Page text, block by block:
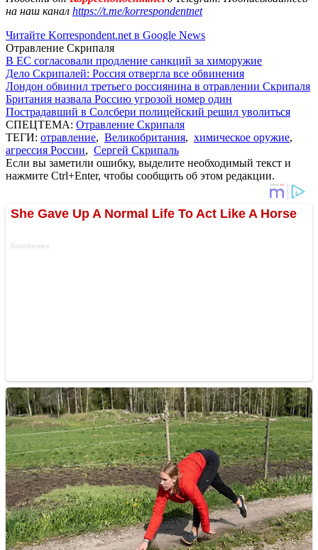
на наш канал https://t.me/korrespondentnet
Читайте Korrespondent.net в Google News
Отравление Скрипаля
В ЕС согласовали продление санкций за химоружие
Дело Скрипалей: Россия отвергла все обвинения
Лондон обвинил третьего россиянина в отравлении Скрипаля
Британия назвала Россию угрозой номер один
Пострадавший в Солсбери полицейский решил уволиться
СПЕЦТЕМА: Отравление Скрипаля
ТЕГИ: отравление, Великобритания, химическое оружие,
агрессия России, Сергей Скрипаль
Если вы заметили ошибку, выделите необходимый текст и
нажмите Ctrl+Enter, чтобы сообщить об этом редакции.